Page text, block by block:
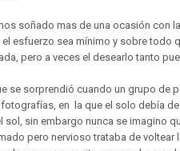
soñado mas de una ocasión con
el esfuerzo sea mínimo y sobre todo
pero a veces el desearlo tanto
se sorprendió cuando un grupo de
en la que el solo debía
sol, sin embargo nunca se imagino
pero nervioso trataba de voltear